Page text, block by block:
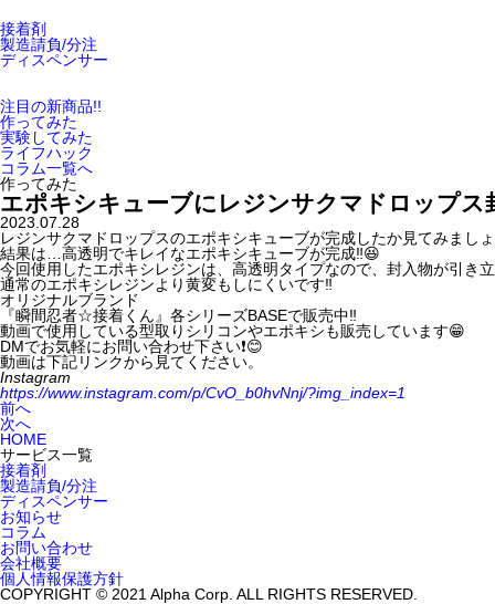
接着剤
製造請負/分注
ディスペンサー
注目の新商品!!
作ってみた
実験してみた
ライフハック
コラム一覧へ
作ってみた
エポキシキューブにレジンサクマドロップ
2023.07.28
レジンサクマドロップスのエポキシキューブが完成したか見てみまし
結果は…高透明でキレイなエポキシキューブが完成‼️😆
今回使用したエポキシレジンは、高透明タイプなので、封入物が引き
通常のエポキシレジンより黄変もしにくいです‼️
オリジナルブランド
『瞬間忍者☆接着くん』各シリーズBASEで販売中‼️
動画で使用している型取りシリコンやエポキシも販売しています😁
DMでお気軽にお問い合わせ下さい❗️😊
動画は下記リンクから見てください。
Instagram
https://www.instagram.com/p/CvO_b0hvNnj/?img_index=1
前へ
次へ
HOME
サービス一覧
接着剤
製造請負/分注
ディスペンサー
お知らせ
コラム
お問い合わせ
会社概要
個人情報保護方針
COPYRIGHT © 2021 Alpha Corp. ALL RIGHTS RESERVED.